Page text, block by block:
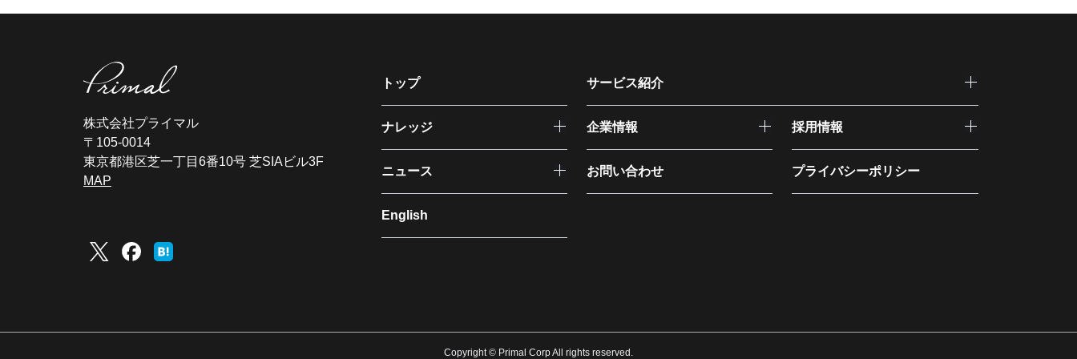
株式会社プライマル
〒105-0014
東京都港区芝一丁目6番10号 芝SIAビル3F
MAP
トップ サービス紹介
ナレッジ 企業情報 採用情報
ニュース お問い合わせ プライバシーポリシー
English
Copyright © Primal Corp All rights reserved.